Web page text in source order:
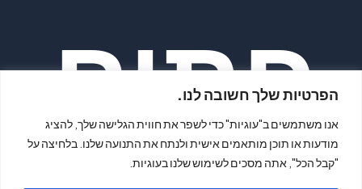
הפרטיות שלך חשובה לנו.
אנו משתמשים ב"עוגיות" כדי לשפר את חווית הגלישה שלך, להציג
מודעות או תוכן מותאמים אישית ולנתח את התנועה שלנו. בלחיצה על
"קבל הכל", אתה מסכים לשימוש שלנו בעוגיות.
פתיח